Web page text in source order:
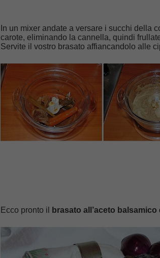
In un mixer andate a versare i succhi della
carote, eliminando la cannella, quindi
Servite il vostro brasato affiancandolo alle
Ecco pronto il brasato all’aceto